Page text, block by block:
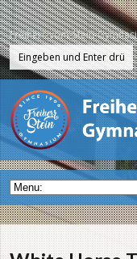
Freiherr-vom-Stein-